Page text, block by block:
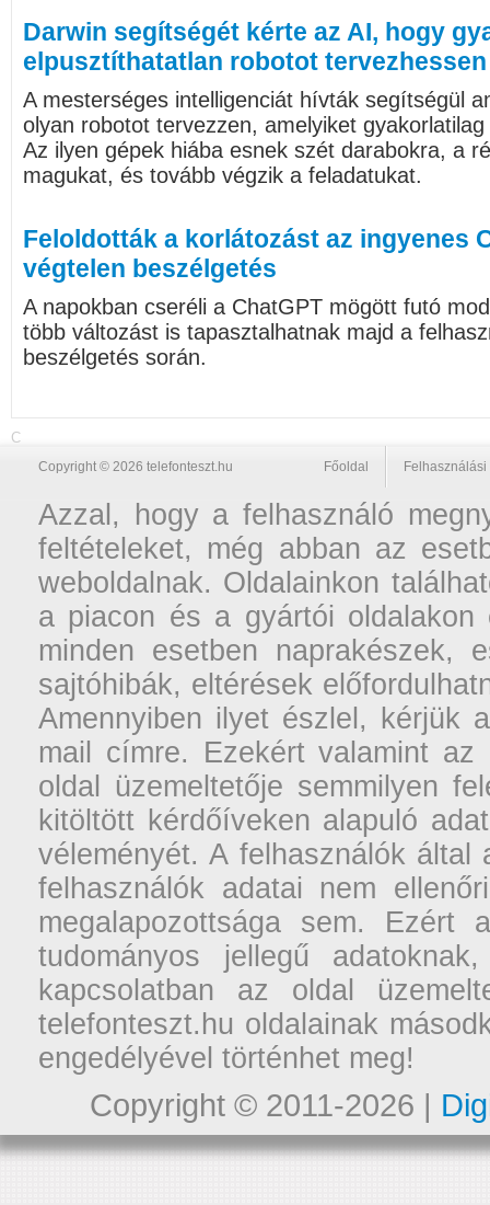
Darwin segítségét kérte az AI, hogy
elpusztíthatatlan robotot tervezhessen
A mesterséges intelligenciát hívták segítségül
olyan robotot tervezzen, amelyiket
Az ilyen gépek hiába esnek szét darabokra, a
magukat, és tovább végzik a feladatukat.
Feloldották a korlátozást az ingyenes
végtelen beszélgetés
A napokban cseréli a ChatGPT mögött futó
több változást is tapasztalhatnak majd a
beszélgetés során.
C
Copyright © 2026 telefonteszt.hu Főoldal
Azzal, hogy a felhasználó
feltételeket, még abban az
weboldalnak. Oldalainkon
a piacon és a gyártói oldalakon
minden esetben naprakészek,
sajtóhibák, eltérések
Amennyiben ilyet észlel, kérjük
mail címre. Ezekért valamint
oldal üzemeltetője semmilyen
kitöltött kérdőíveken alapuló
véleményét. A felhasználók
felhasználók adatai nem
megalapozottsága sem. Ezért
tudományos jellegű
kapcsolatban az oldal
telefonteszt.hu oldalainak
engedélyével történhet meg!
Copyright © 2011-2026 |